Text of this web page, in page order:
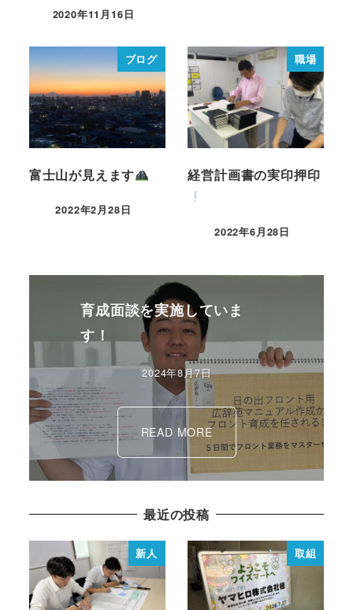
2020年11月16日
ブログ
富士山が見えます
2022年2月28日
職場
経営計画書の実印押印
2022年6月28日
育成面談を実施していま
す！
2024年8月7日
READ MORE
最近の投稿
新人 取組